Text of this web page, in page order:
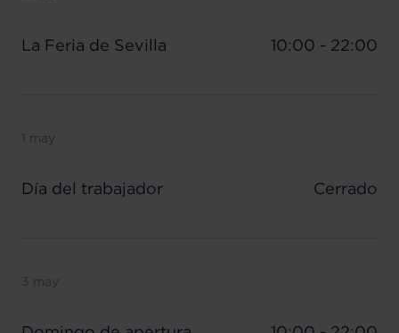
La Feria de Sevilla 10:00 - 22:00
1 may
Día del trabajador Cerrado
3 may